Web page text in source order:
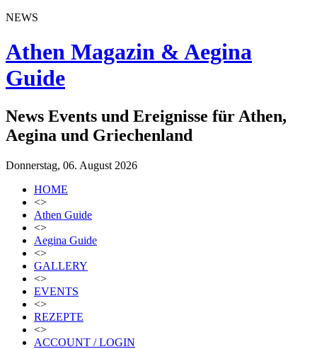
NEWS
Athen Magazin & Aegina
Guide
News Events und Ereignisse für Athen,
Aegina und Griechenland
Donnerstag, 06. August 2026
HOME
<>
Athen Guide
<>
Aegina Guide
<>
GALLERY
<>
EVENTS
<>
REZEPTE
<>
ACCOUNT / LOGIN